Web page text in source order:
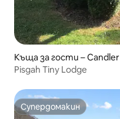
Къща за гости – Candler
Pisgah Tiny Lodge
Супердомакин
Супердомакин